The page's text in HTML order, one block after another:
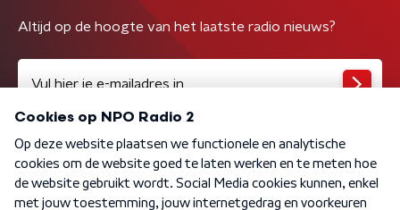
Altijd op de hoogte van het laatste radio nieuws?
Algemene voorwaarden